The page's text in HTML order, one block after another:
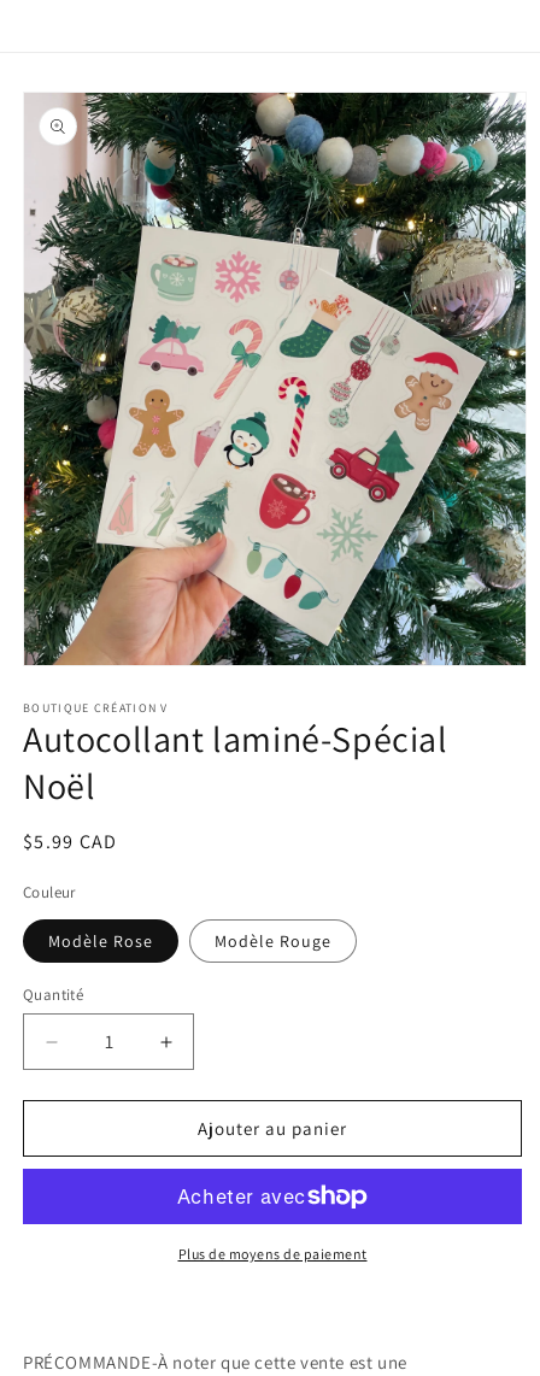
Passer aux
informations
produits
média
1
dans
fenêtre
modale
BOUTIQUE CRÉATION V
Autocollant laminé-Spécial
Noël
Prix
$5.99 CAD
Couleur
Modèle Rose Modèle Rouge
Quantité
Réduire
la
quantité
Autocollant
Noël
Augmenter
la
quantité
Autocollant
Spécial
Noël
Ajouter au panier
Plus de moyens de paiement
PRÉCOMMANDE-À noter que cette vente est une